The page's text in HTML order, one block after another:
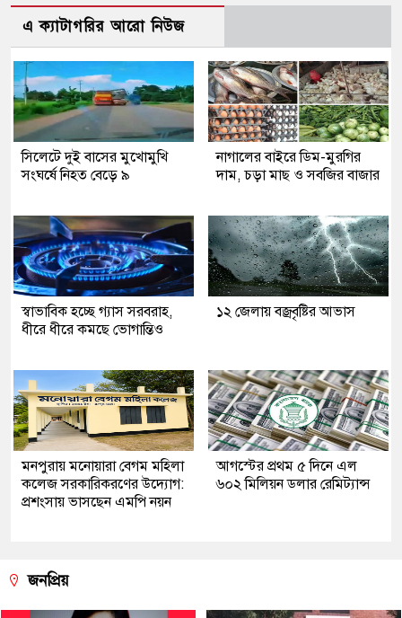
এ ক্যাটাগরির আরো নিউজ
সিলেটে দুই বাসের মুখোমুখি
সংঘর্ষে নিহত বেড়ে ৯
নাগালের বাইরে ডিম-মুরগির
দাম, চড়া মাছ ও সবজির বাজার
স্বাভাবিক হচ্ছে গ্যাস সরবরাহ,
ধীরে ধীরে কমছে ভোগান্তিও
১২ জেলায় বজ্রবৃষ্টির আভাস
মনপুরায় মনোয়ারা বেগম মহিলা
কলেজ সরকারিকরণের উদ্যোগ:
প্রশংসায় ভাসছেন এমপি নয়ন
আগস্টের প্রথম ৫ দিনে এল
৬০২ মিলিয়ন ডলার রেমিট্যান্স
জনপ্রিয়